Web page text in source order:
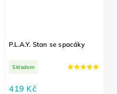
P.L.A.Y. Stan se spacáky
Skladem
419 Kč